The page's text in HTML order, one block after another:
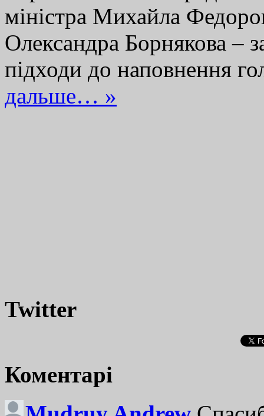
міністра Михайла
Олександра Борнякова –
підходи до наповнення
дальше… »
Twitter
Коментарі